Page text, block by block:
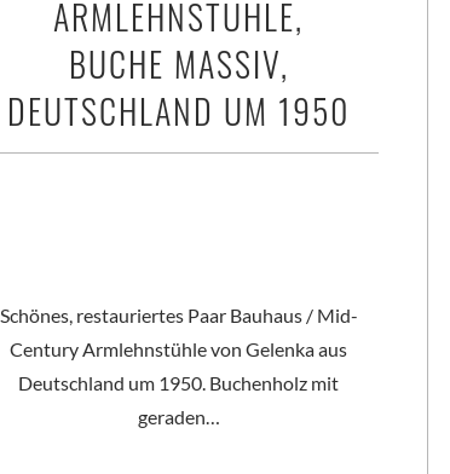
ARMLEHNSTÜHLE,
BUCHE MASSIV,
DEUTSCHLAND UM 1950
Schönes, restauriertes Paar Bauhaus / Mid-
Century Armlehnstühle von Gelenka aus
Deutschland um 1950. Buchenholz mit
geraden…